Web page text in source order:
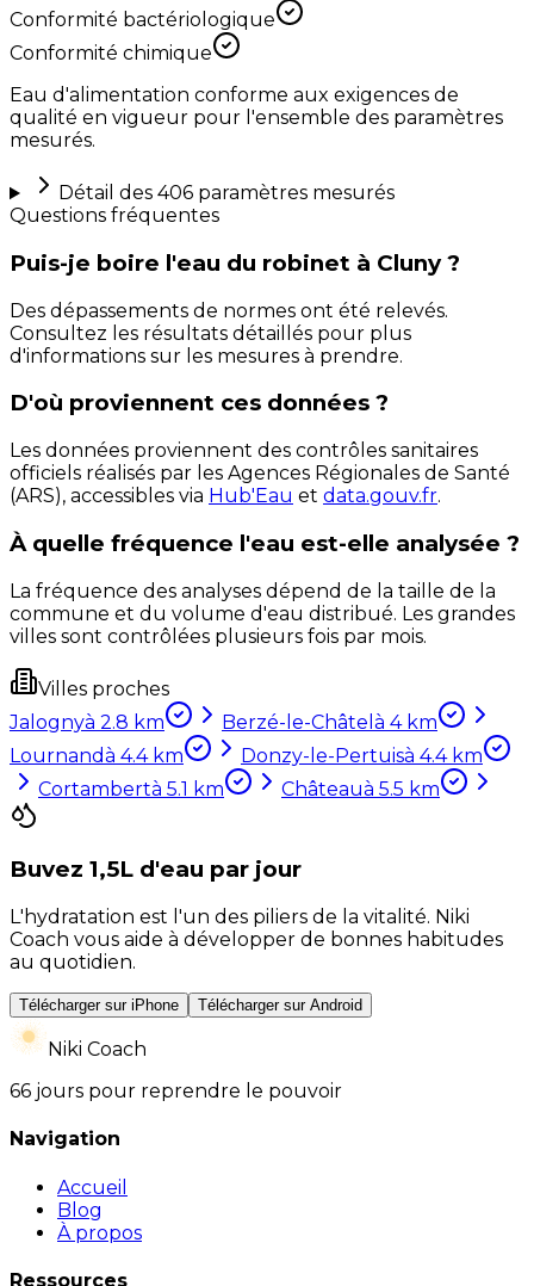
Conformité bactériologique
Conformité chimique
Eau d'alimentation conforme aux exigences de
qualité en vigueur pour l'ensemble des paramètres
mesurés.
Détail des 406paramètres mesurés
Questions fréquentes
Puis-je boire l'eau du robinet à Cluny ?
Des dépassements de normes ont été relevés.
Consultez les résultats détaillés pour plus
d'informations sur les mesures à prendre.
D'où proviennent ces données ?
Les données proviennent des contrôles sanitaires
officiels réalisés par les Agences Régionales de Santé
(ARS), accessibles via Hub'Eau et data.gouv.fr.
À quelle fréquence l'eau est-elle analysée ?
La fréquence des analyses dépend de la taille de la
commune et du volume d'eau distribué. Les grandes
villes sont contrôlées plusieurs fois par mois.
Villes proches
Jalognyà 2.8 km Berzé-le-Châtel à 4km
Lournandà 4.4km Donzy-le-Pertuisà 4.4km
Cortambertà 5.1 km Châteauà 5.5 km
Buvez 1,5L d'eau par jour
L'hydratation est l'un des piliers de la vitalité. Niki
Coach vous aide à développer de bonnes habitudes
au quotidien.
Télécharger sur iPhone Télécharger sur Android
Niki Coach
66 jours pour reprendre le pouvoir
Navigation
Accueil
Blog
À propos
Ressources